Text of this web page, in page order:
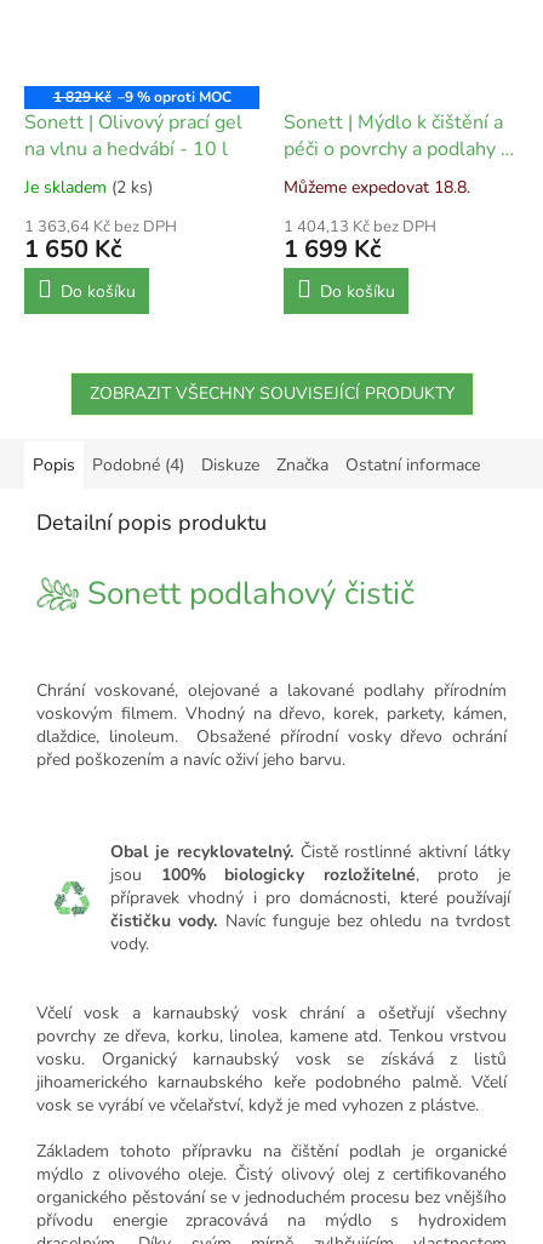
1 829 Kč –9 %
Sonett | Olivový prací gel
na vlnu a hedvábí - 10 l
Je skladem (2 ks)
1 363,64 Kč bez DPH
1 650 Kč
Do košíku
Sonett | Mýdlo k čištění a
péči o povrchy a podlahy -
10 l
Můžeme expedovat 18.8.
1 404,13 Kč bez DPH
1 699 Kč
Do košíku
ZOBRAZIT VŠECHNY SOUVISEJÍCÍ PRODUKTY
Popis Podobné (4) Diskuze Značka Ostatní informace
Detailní popis produktu
Sonett podlahový čistič
Chrání voskované, olejované a lakované podlahy přírodním
voskovým filmem. Vhodný na dřevo, korek, parkety, kámen,
dlaždice, linoleum. Obsažené přírodní vosky dřevo ochrání
před poškozením a navíc oživí jeho barvu.
Obal je recyklovatelný. Čistě rostlinné aktivní látky
jsou 100% biologicky rozložitelné, proto je
přípravek vhodný i pro domácnosti, které používají
čističku vody. Navíc funguje bez ohledu na tvrdost
vody.
Včelí vosk a karnaubský vosk chrání a ošetřují všechny
povrchy ze dřeva, korku, linolea, kamene atd. Tenkou vrstvou
vosku. Organický karnaubský vosk se získává z listů
jihoamerického karnaubského keře podobného palmě. Včelí
vosk se vyrábí ve včelařství, když je med vyhozen z plástve.
Základem tohoto přípravku na čištění podlah je organické
mýdlo z olivového oleje. Čistý olivový olej z certifikovaného
organického pěstování se v jednoduchém procesu bez vnějšího
přívodu energie zpracovává na mýdlo s hydroxidem